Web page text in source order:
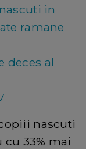
in
ramane
deces al
nascuti
33% mai